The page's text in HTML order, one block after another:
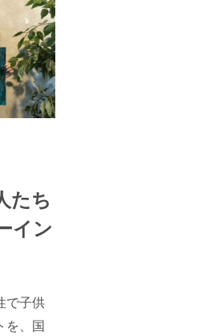
たち
イン
で子供
を、国